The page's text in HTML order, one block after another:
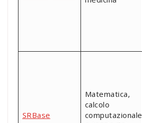
SRBase
Matematica,
calcolo
computazionale